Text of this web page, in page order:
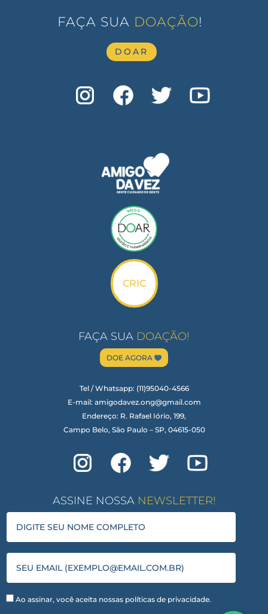
FAÇA SUA DOAÇÃO!
DOAR
CRIC
FAÇA SUA DOAÇÃO!
DOE AGORA
Tel / Whatsapp: (11)95040-4566
E-mail: amigodavez.ong@gmail.com
Endereço: R. Rafael Iório, 199,
Campo Belo, São Paulo – SP, 04615-050
ASSINE NOSSA NEWSLETTER!
Ao assinar, você aceita nossas políticas de privacidade.